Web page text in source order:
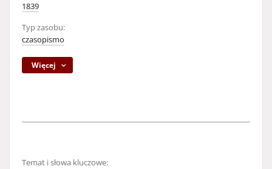
1839
Typ zasobu:
czasopismo
Więcej
Temat i słowa kluczowe: